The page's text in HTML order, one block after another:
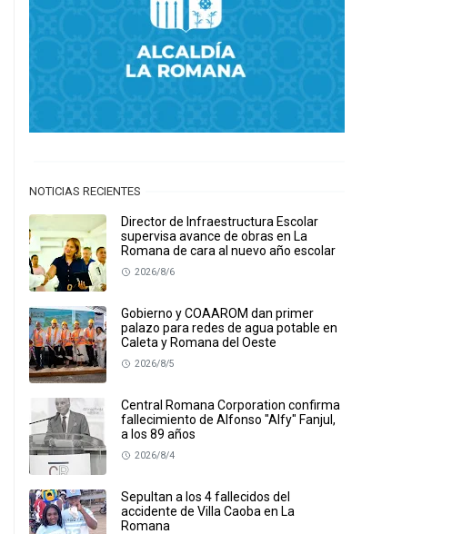
NOTICIAS RECIENTES
Director de Infraestructura Escolar
supervisa avance de obras en La
Romana de cara al nuevo año escolar
2026/8/6
Gobierno y COAAROM dan primer
palazo para redes de agua potable en
Caleta y Romana del Oeste
2026/8/5
Central Romana Corporation confirma
fallecimiento de Alfonso "Alfy" Fanjul,
a los 89 años
2026/8/4
Sepultan a los 4 fallecidos del
accidente de Villa Caoba en La
Romana